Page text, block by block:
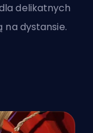
delikatnych
na dystansie.